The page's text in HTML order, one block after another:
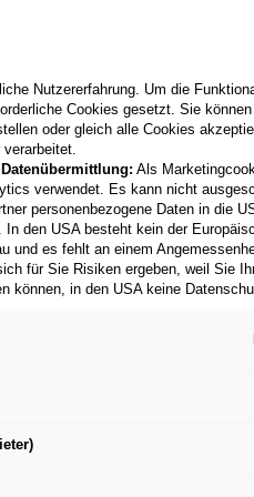
digitalen
Wide Web Consortium
uns als
an neue
liegen aktuell in der
A, AA und AAA.
der zweiten
mit den
zu füllen, damitunfall-
der
Zugänglichkeit der
Nutzererfahrung. Um die
Cookies gesetzt. Sie
oder gleich alle Cookies
Als
verwendet. Es kann nicht
personenbezogene Daten in die
den USA besteht kein der
und es fehlt an einem
für Sie Risiken ergeben, weil Sie
können, in den USA keine
können, wobei Eingriffe in Ihre
beschränkt sind.
Sollten Sie
1 lit a) DSGVO der Übermittlung
Daten zu. Details zu
die Porsche Austria GmbH und Co.